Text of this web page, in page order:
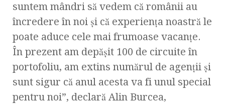
suntem mândri să vedem că românii au
încredere în noi și că experiența noastră le
poate aduce cele mai frumoase vacanțe.
În prezent am depășit 100 de circuite în
portofoliu, am extins numărul de agenții și
sunt sigur că anul acesta va fi unul special
pentru noi”, declară Alin Burcea,